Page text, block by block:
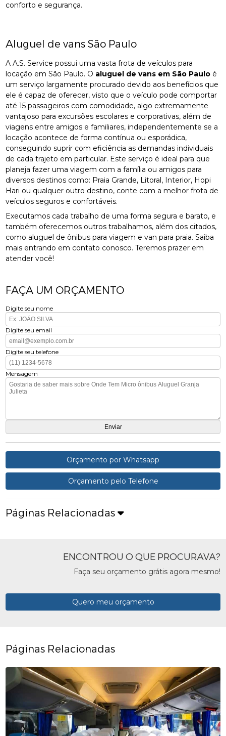
conforto e segurança.
Aluguel de vans São Paulo
A A.S. Service possui uma vasta frota de veículos para
locação em São Paulo. O aluguel de vans em São Paulo é
um serviço largamente procurado devido aos benefícios que
ele é capaz de oferecer, visto que o veículo pode comportar
até 15 passageiros com comodidade, algo extremamente
vantajoso para excursões escolares e corporativas, além de
viagens entre amigos e familiares, independentemente se a
locação acontece de forma contínua ou esporádica,
conseguindo suprir com eficiência as demandas individuais
de cada trajeto em particular. Este serviço é ideal para que
planeja fazer uma viagem com a família ou amigos para
diversos destinos como: Praia Grande, Litoral, Interior, Hopi
Hari ou qualquer outro destino, conte com a melhor frota de
veículos seguros e confortáveis.
Executamos cada trabalho de uma forma segura e barato, e
também oferecemos outros trabalhamos, além dos citados,
como aluguel de ônibus para viagem e van para praia. Saiba
mais entrando em contato conosco. Teremos prazer em
atender você!
FAÇA UM ORÇAMENTO
Digite seu nome
Digite seu email
Digite seu telefone
Mensagem
Orçamento por Whatsapp
Orçamento pelo Telefone
Páginas Relacionadas
ENCONTROU O QUE PROCURAVA?
Faça seu orçamento grátis agora mesmo!
Quero meu orçamento
Páginas Relacionadas